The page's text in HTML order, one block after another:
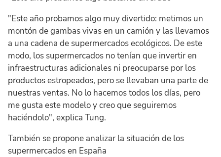
"Este año probamos algo muy divertido: metimos un
montón de gambas vivas en un camión y las llevamos
a una cadena de supermercados ecológicos. De este
modo, los supermercados no tenían que invertir en
infraestructuras adicionales ni preocuparse por los
productos estropeados, pero se llevaban una parte de
nuestras ventas. No lo hacemos todos los días, pero
me gusta este modelo y creo que seguiremos
haciéndolo", explica Tung.
También se propone analizar la situación de los
supermercados en España